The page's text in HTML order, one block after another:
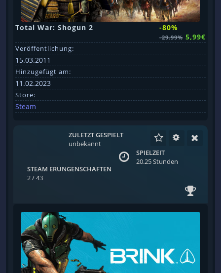
Total War: Shogun 2 -80%
-29.99% 5,99€
Veröffentlichung:
15.03.2011
Hinzugefügt am:
11.02.2023
Store:
Steam
ZULETZT GESPIELT
unbekannt
SPIELZEIT
20.25 Stunden
STEAM ERUNGENSCHAFTEN
2 / 43